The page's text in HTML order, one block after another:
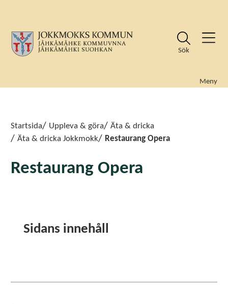
Sök
Meny
Startsida Uppleva & göra
Äta & dricka
Äta & dricka Jokkmokk
Restaurang Opera
Restaurang Opera
Sidans innehåll